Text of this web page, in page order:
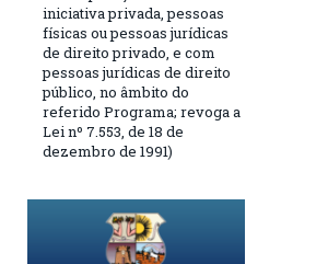
iniciativa privada, pessoas
físicas ou pessoas jurídicas
de direito privado, e com
pessoas jurídicas de direito
público, no âmbito do
referido Programa; revoga a
Lei nº 7.553, de 18 de
dezembro de 1991)